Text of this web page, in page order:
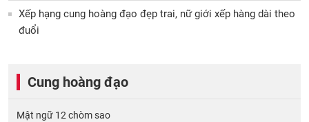
Xếp hạng cung hoàng đạo đẹp trai, nữ giới xếp hàng dài theo
đuổi
Cung hoàng đạo
Mật ngữ 12 chòm sao